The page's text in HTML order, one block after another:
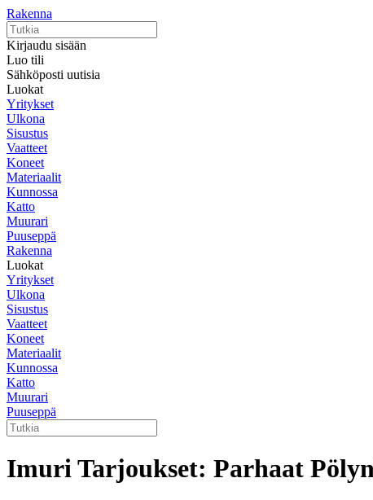
Rakenna
Kirjaudu sisään
Luo tili
Sähköposti uutisia
Luokat
Yritykset
Ulkona
Sisustus
Vaatteet
Koneet
Materiaalit
Kunnossa
Katto
Muurari
Puuseppä
Rakenna
Luokat
Yritykset
Ulkona
Sisustus
Vaatteet
Koneet
Materiaalit
Kunnossa
Katto
Muurari
Puuseppä
Imuri Tarjoukset: Parhaat